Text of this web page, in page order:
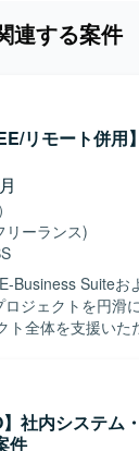
連する案件
リモート併用
リーランス)
Business Suiteお
ジェクトを円滑
ト全体を支援いた
し、PMOとしてプ
リスク管理を実施
Oracle Analytics
】社内システム
件